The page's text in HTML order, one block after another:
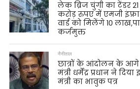
लेक ब्रिज चुंगी का टेंडर
करोड़ रुपए में एमजी
वार्ड को मिलेंगे 10
कर्जमुक्त
नैनीताल
छात्रों के आंदोलन के आगे
मंत्री धर्मेंद्र प्रधान ने दिया
मंत्री का भावुक पत्र